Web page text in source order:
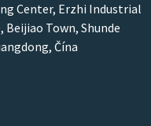
Center, Erzhi Industrial
Beijiao Town, Shunde
Čína